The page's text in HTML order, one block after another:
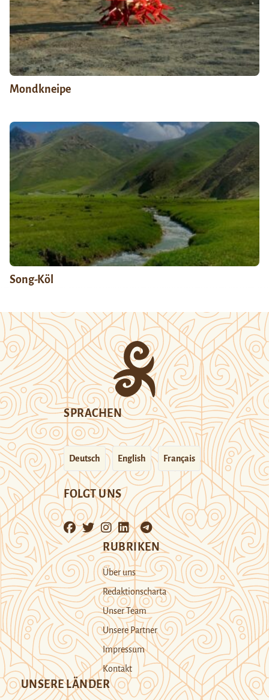
Mondkneipe
Song-Köl
SPRACHEN
Deutsch English Français
FOLGT UNS
RUBRIKEN
Über uns
Redaktionscharta
Unser Team
Unsere Partner
Impressum
Kontakt
UNSERE LÄNDER